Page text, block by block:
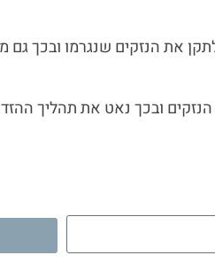
את הנזקים שנגרמו ובכך גם
ובכך נאט את תהליך